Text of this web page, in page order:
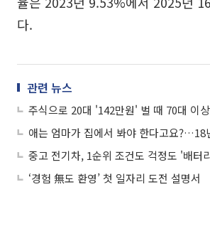
다.
관련 뉴스
주식으로 20대 '142만원' 벌 때 70대 이
애는 엄마가 집에서 봐야 한다고요?…18
중고 전기차, 1순위 조건도 걱정도 '배터
‘경험 無도 환영’ 첫 일자리 도전 설명서